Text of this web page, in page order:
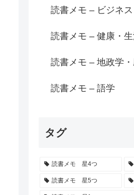
読書メモ – ビジネス
読書メモ – 健康・
読書メモ – 地政学・
読書メモ – 語学
タグ
読書メモ 星4つ
読書メモ 星5つ